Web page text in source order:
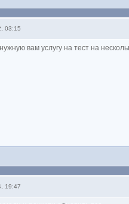
03:15
вам услугу на тест на
19:47